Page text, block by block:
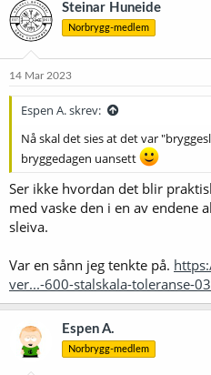
Steinar Huneide
Norbrygg-medlem
14 Mar 2023
Espen A. skrev:
Nå skal det sies at det var
bryggedagen uansett
Ser ikke hvordan det blir
med vaske den i en av endene
sleiva.
Var en sånn jeg tenkte på.
ver...-600-stalskala-toleranse-
Espen A.
Norbrygg-medlem